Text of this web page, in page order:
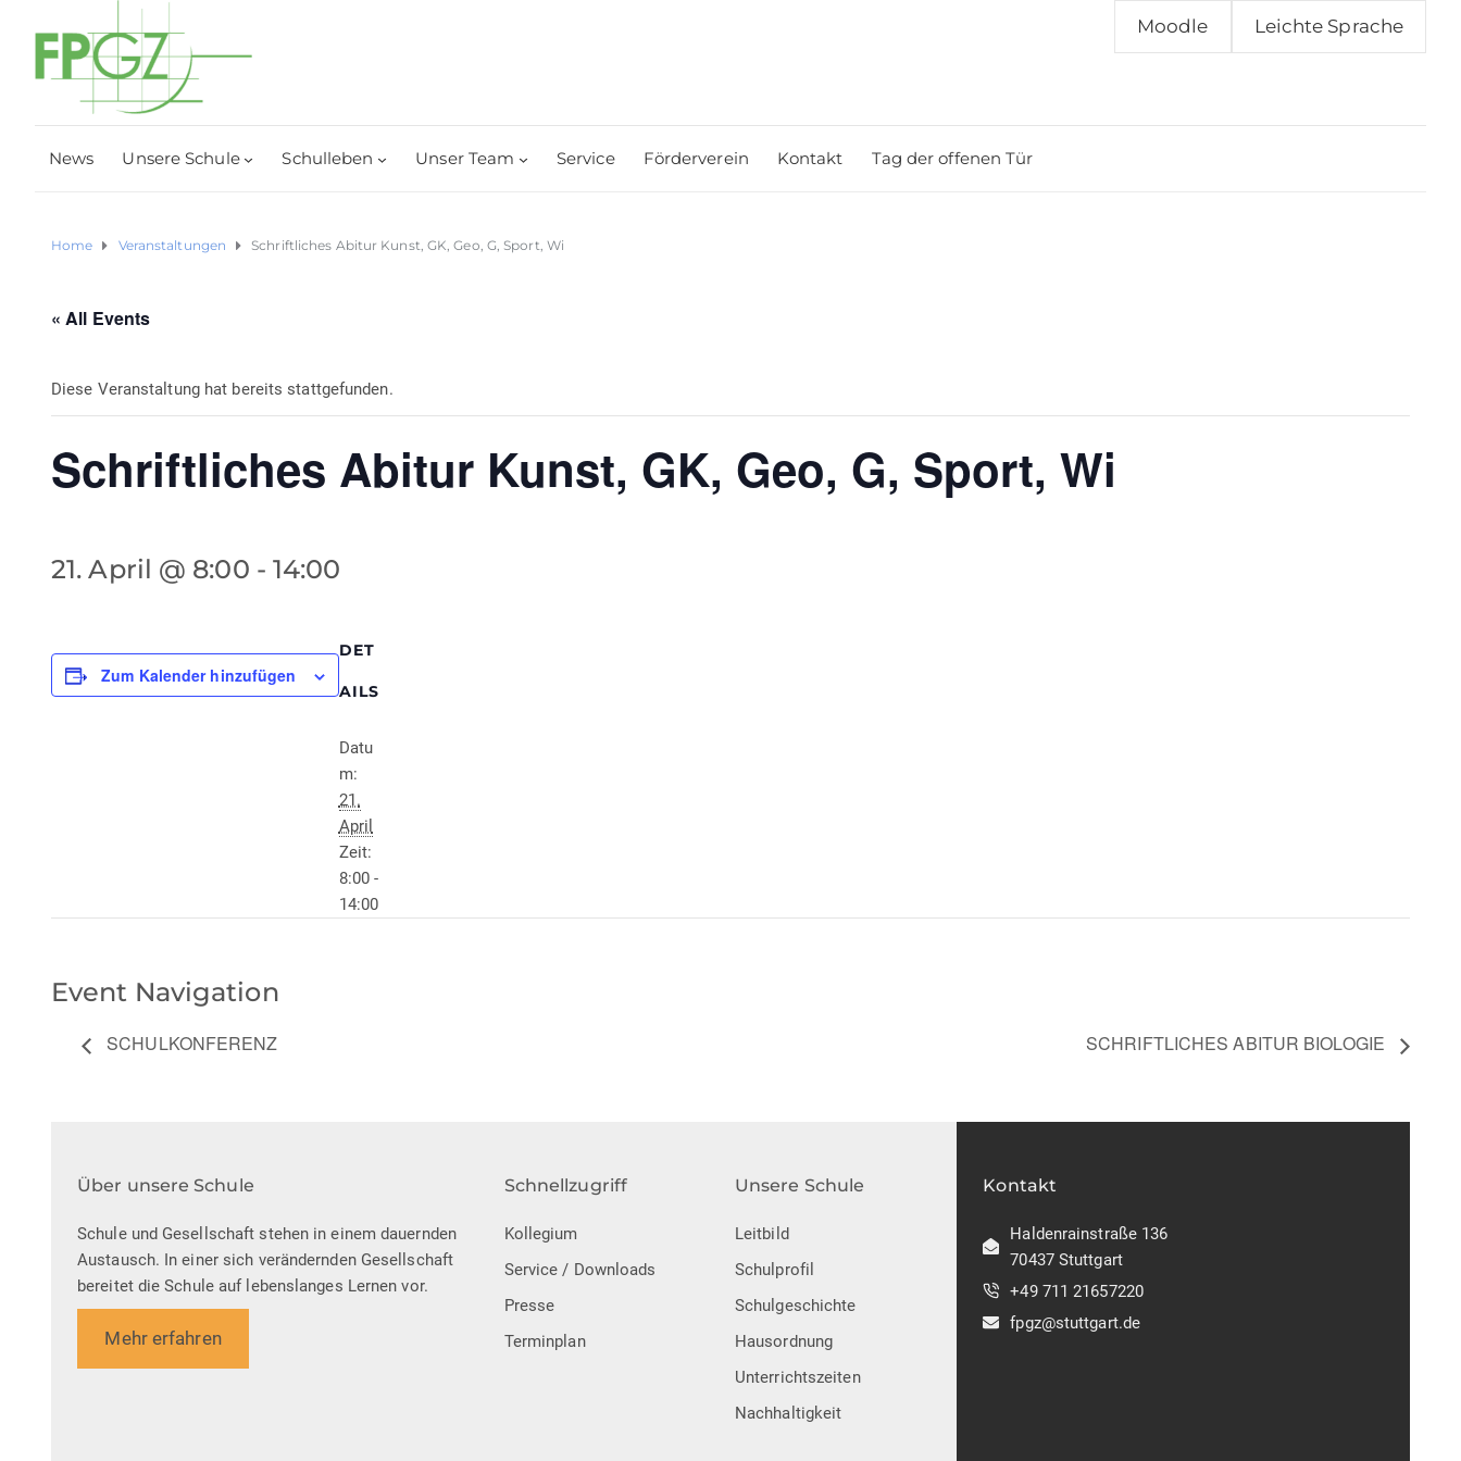
Moodle Leichte Sprache
News Unsere Schule Schulleben Unser Team Service Förderverein Kontakt Tag der offenen Tür
Home Veranstaltungen Schriftliches Abitur Kunst, GK, Geo, G, Sport, Wi
« All Events
Diese Veranstaltung hat bereits stattgefunden.
Schriftliches Abitur Kunst, GK, Geo, G, Sport, Wi
21. April @ 8:00 - 14:00
Zum Kalender hinzufügen
DET
AILS
Datu
m:
21.
April
Zeit:
8:00 -
14:00
Event Navigation
SCHULKONFERENZ SCHRIFTLICHES ABITUR BIOLOGIE
Über unsere Schule
Schule und Gesellschaft stehen in einem dauernden
Austausch. In einer sich verändernden Gesellschaft
bereitet die Schule auf lebenslanges Lernen vor.
Mehr erfahren
Schnellzugriff
Kollegium
Service / Downloads
Presse
Terminplan
Unsere Schule
Leitbild
Schulprofil
Schulgeschichte
Hausordnung
Unterrichtszeiten
Nachhaltigkeit
Kontakt
Haldenrainstraße 136
70437 Stuttgart
+49 711 21657220
fpgz@stuttgart.de